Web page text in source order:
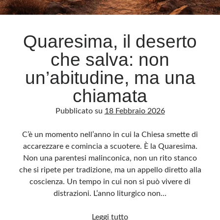
Archivio
Archivi
Categorie
Questo blog non rappresenta una testata giornalistica, in quanto viene aggiornato
senza alcuna periodicità. Non può pertanto considerarsi un prodotto editoriale ai
pubblicato dai lettori nei commenti ai vari post. Saranno comunque cancellati quelli
ritenuti offensivi o lesivi dell’immagine o dell’onorabilità di terzi, di genere spam,
razzisti o che contengano dati personali non conformi al rispetto delle norme sulla
privacy. Alcune immagini inserite in questo blog sono tratte da Internet e, pertanto,
considerate di pubblico dominio. Qualora la loro pubblicazione violasse eventuali
diritti d’autore, vi invito a comunicarlo via e-mail a info[at]dinovalle.it e saranno
immediatamente rimosse. L’autore del blog non è responsabile dei siti collegati
Quaresima, il deserto
che salva: non
un’abitudine, ma una
chiamata
Pubblicato su 18 Febbraio 2026
C’è un momento nell’anno in cui la Chiesa smette di
accarezzare e comincia a scuotere. È la Quaresima.
Non una parentesi malinconica, non un rito stanco
che si ripete per tradizione, ma un appello diretto alla
coscienza. Un tempo in cui non si può vivere di
distrazioni. L’anno liturgico non…
Leggi tuttoQuaresima,